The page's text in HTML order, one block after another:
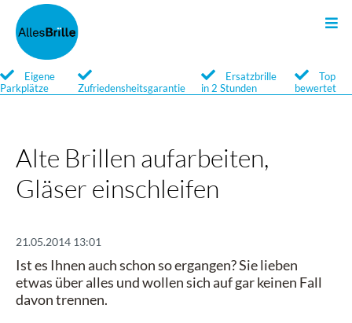
Eigene
Parkplätze
Zufriedensheitsgarantie
Ersatzbrille
in 2 Stunden
Top
bewertet
Alte Brillen aufarbeiten,
Gläser einschleifen
21.05.2014 13:01
Ist es Ihnen auch schon so ergangen? Sie lieben
etwas über alles und wollen sich auf gar keinen Fall
davon trennen.
Service
Marken